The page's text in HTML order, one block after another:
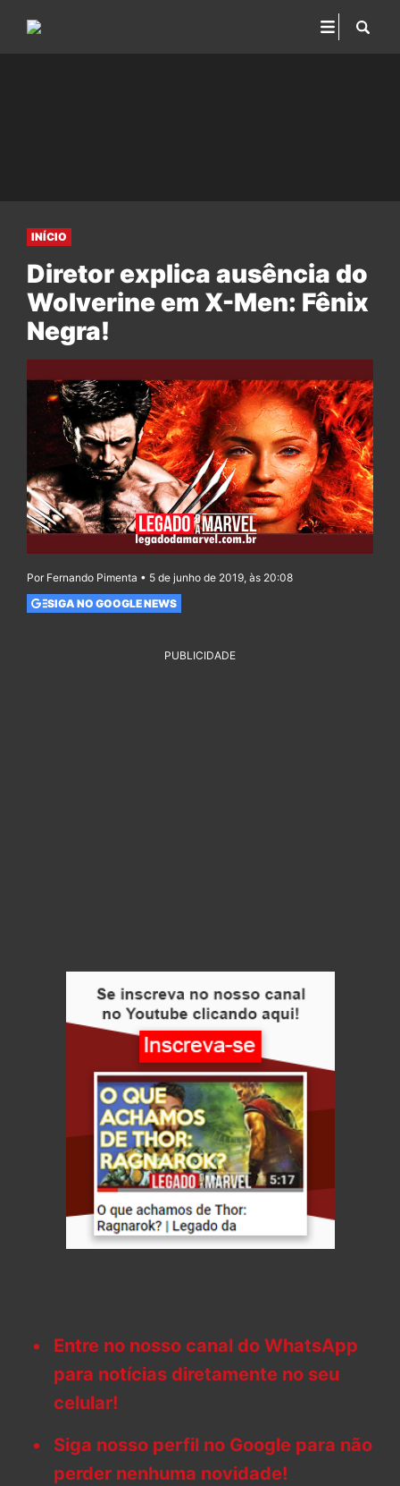
INÍCIO
Diretor explica ausência do
Wolverine em X-Men: Fênix
Negra!
Por Fernando Pimenta • 5 de junho de 2019, às 20:08
SIGA NO GOOGLE NEWS
PUBLICIDADE
Entre no nosso canal do WhatsApp
para notícias diretamente no seu
celular!
Siga nosso perfil no Google para não
perder nenhuma novidade!